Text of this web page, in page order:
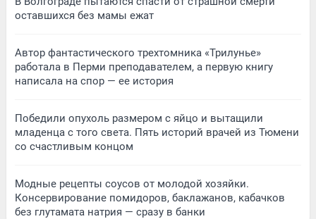
оставшихся без мамы ежат
Автор фантастического трехтомника «Трилунье»
работала в Перми преподавателем, а первую книгу
написала на спор — ее история
Победили опухоль размером с яйцо и вытащили
младенца с того света. Пять историй врачей из Тюмени
со счастливым концом
Модные рецепты соусов от молодой хозяйки.
Консервирование помидоров, баклажанов, кабачков
без глутамата натрия — сразу в банки